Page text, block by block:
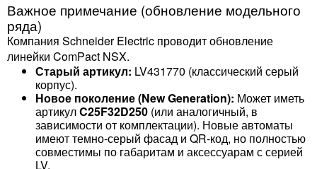
Важное примечание (обновление модельного
ряда)
Компания Schneider Electric проводит обновление
линейки ComPact NSX.
Старый артикул: LV431770 (классический серый
корпус).
Новое поколение (New Generation): Может иметь
артикулC25F32D250 (или аналогичный, в
зависимости от комплектации). Новые автоматы
имеют темно-серый фасад и QR-код, но полностью
совместимы по габаритам и аксессуарам с серией
LV.